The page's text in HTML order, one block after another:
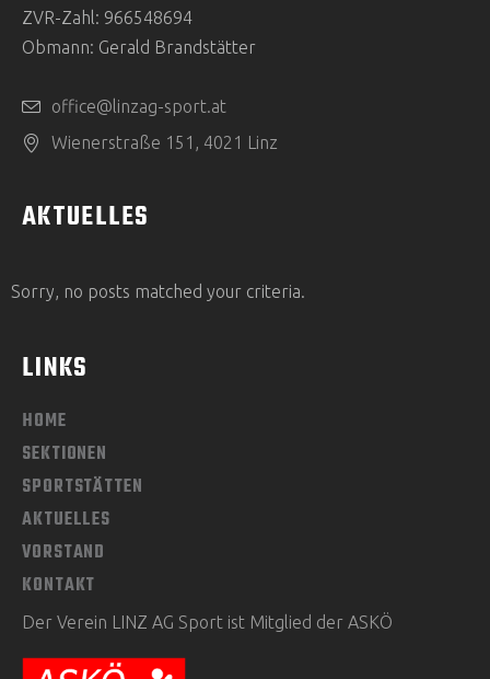
ZVR-Zahl: 966548694
Obmann: Gerald Brandstätter
office@linzag-sport.at
Wienerstraße 151, 4021 Linz
AKTUELLES
Sorry, no posts matched your criteria.
LINKS
HOME
SEKTIONEN
SPORTSTÄTTEN
AKTUELLES
VORSTAND
KONTAKT
Der Verein LINZ AG Sport ist Mitglied der ASKÖ